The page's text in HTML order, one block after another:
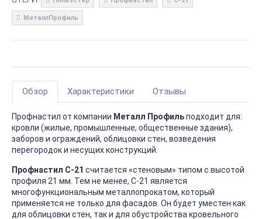
МеталлПрофиль
Обзор Характеристики Отзывы
Профнастил от компании Металл Профильподходит для:
кровли (жилые, промышленные, общественные здания),
заборов и ограждений, облицовки стен, возведения
перегородок и несущих конструкций.
Профнастил С-21 считается «стеновым» типом с высотой
профиля 21 мм. Тем не менее, С-21 является
многофункциональным металлопрокатом, который
применяется не только для фасадов. Он будет уместен как
для облицовки стен, так и для обустройства кровельного